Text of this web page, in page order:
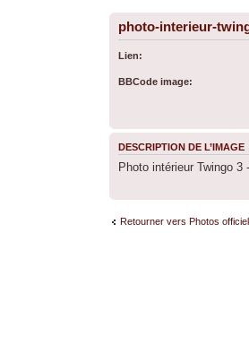
photo-interieur-
Lien:
BBCode image:
DESCRIPTION DE L’IMAGE
Photo intérieur Twingo 3
Retourner vers Photos